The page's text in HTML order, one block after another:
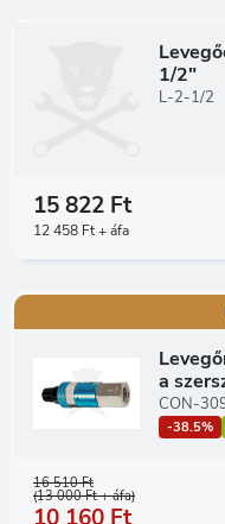
1/2"
L-2-1/2
15 822 Ft
12 458 Ft + áfa
a
CON-
-38.5%
16 510 Ft
(13 000 Ft + áfa)